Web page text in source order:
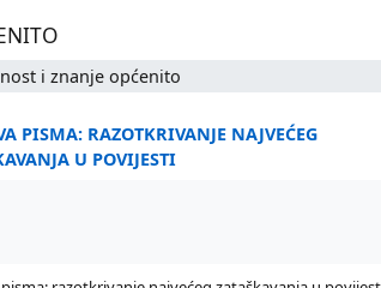
i znanje općenito
PISMA: RAZOTKRIVANJE NAJVEĆEG
U POVIJESTI